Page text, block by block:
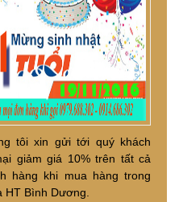
tôi xin gửi tới quý khách
giảm giá 10% trên tất cả
hàng khi mua hàng trong
HT Bình Dương.